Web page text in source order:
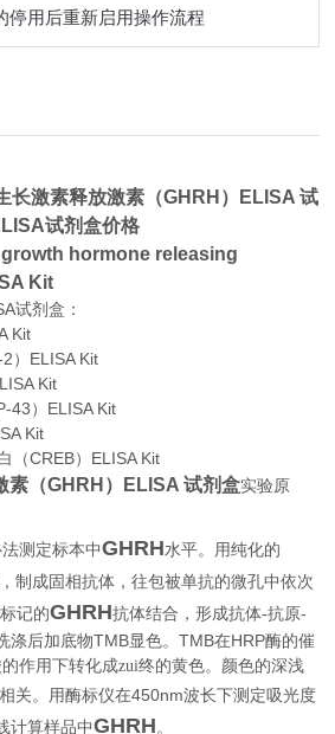
停用后重新启用操作流程
长激素释放激素（GHRH）ELISA 试
试剂盒价格
growth hormone releasing
Kit
试剂盒：
Kit
）ELISA Kit
Kit
43）ELISA Kit
Kit
（CREB）ELISA Kit
素（GHRH）ELISA 试剂盒实验原
测定标本中GHRH水平。用纯化的
制成固相抗体，往包被单抗的微孔中依次
标记的GHRH抗体结合，形成抗体-抗原-
涤后加底物TMB显色。TMB在HRP酶的催
作用下转化成zui终的黄色。颜色的深浅
关。用酶标仪在450nm波长下测定吸光度
计算样品中GHRH。